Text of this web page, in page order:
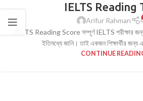
IELTS Reading
Arifur Rahman
IELTS Reading Score সম্পূর্ণ IELTS পরীক্ষার
ইতিমধ্যে জানি। তাই একজন শিক্ষার্থীর জন্য
CONTINUE